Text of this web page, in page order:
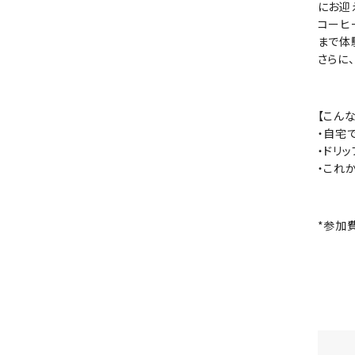
にお迎
コーヒ
まで体
さらに
【こん
・自宅
・ドリ
・これ
*参加